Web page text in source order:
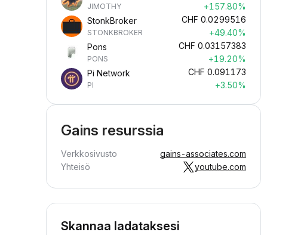
JIMOTHY
+157.80%
StonkBroker
STONKBROKER
CHF 0.0299516
+49.40%
Pons
PONS
CHF 0.03157383
+19.20%
Pi Network
PI
CHF 0.091173
+3.50%
Gains resurssia
Verkkosivusto
gains-associates.com
Yhteisö
youtube.com
Skannaa ladataksesi